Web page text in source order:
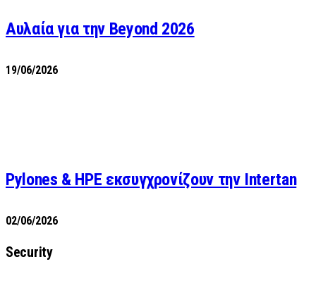
Αυλαία για την Beyond 2026
19/06/2026
Pylones & HPE εκσυγχρονίζουν την Intertan
02/06/2026
Security